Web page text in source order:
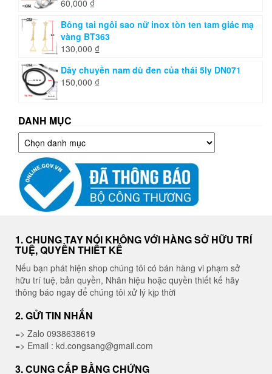
60,000 ₫
Bông tai ngôi sao nữ inox tòn ten tam giác mạ
vàng BT363
130,000 ₫
Dây chuyền nam dù đen của thái 5ly DN071
150,000 ₫
DANH MỤC
Danh
mục
1. CHUNG TAY NÓI KHÔNG VỚI HÀNG SỞ HỮU TRÍ
TUỆ, QUYỀN THIẾT KẾ
Nếu bạn phát hiện shop chúng tôi có bán hàng vi phạm sở
hữu trí tuệ, bản quyền, Nhãn hiệu hoặc quyền thiết kế hãy
thông báo ngay để chúng tôi xử lý kịp thời
2. GỬI TIN NHẮN
=> Zalo 0938638619
=> Email : kd.congsang@gmail.com
3. CUNG CẤP BẰNG CHỨNG